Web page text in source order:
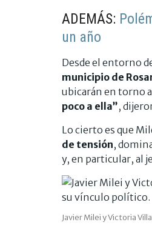
ADEMÁS:
un año
Desde el entorno
municipio de
ubicarán en torno
poco a ella”,
Lo cierto es que
de tensión,
y, en particular, al
Javier Milei y Victoria